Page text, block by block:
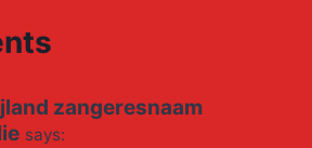
zangeresnaam
says: